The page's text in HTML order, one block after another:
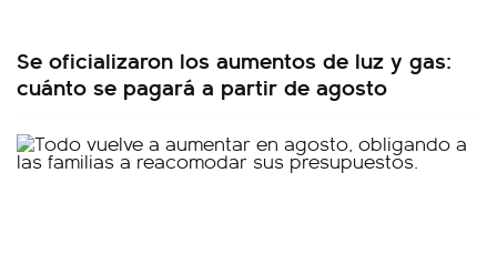
Se oficializaron los aumentos de luz y gas:
cuánto se pagará a partir de agosto